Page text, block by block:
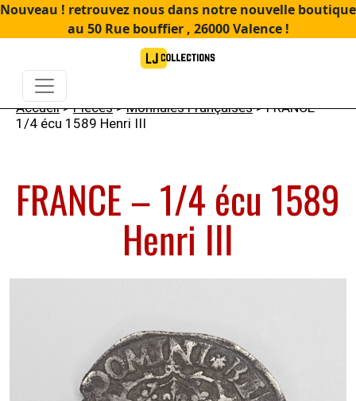
Nouveau ! retrouvez nous dans notre nouvelle boutique
au 50 Rue bouffier , 26000 Valence !
Accueil>Pièces>Monnaies Françaises> FRANCE –
1/4 écu 1589 Henri III
FRANCE – 1/4 écu 1589
Henri III